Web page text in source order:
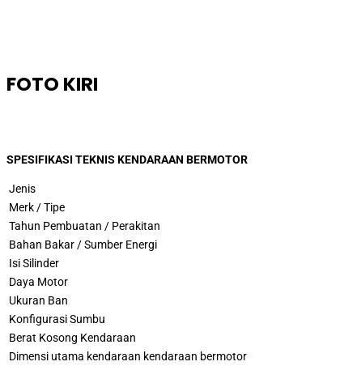
FOTO KIRI
SPESIFIKASI TEKNIS KENDARAAN BERMOTOR
Jenis
Merk / Tipe
Tahun Pembuatan / Perakitan
Bahan Bakar / Sumber Energi
Isi Silinder
Daya Motor
Ukuran Ban
Konfigurasi Sumbu
Berat Kosong Kendaraan
Dimensi utama kendaraan kendaraan bermotor